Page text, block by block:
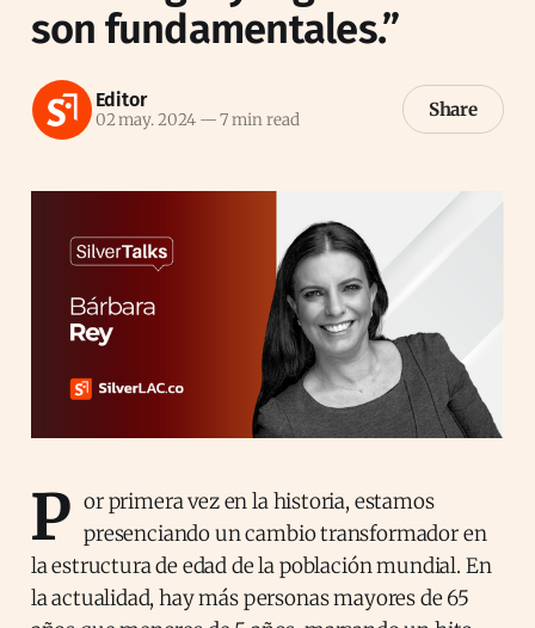
son fundamentales.”
Editor
02 may. 2024 —7 min read Share
P or primera vez en la historia, estamos
presenciando un cambio transformador en
la estructura de edad de la población mundial. En
la actualidad, hay más personas mayores de 65